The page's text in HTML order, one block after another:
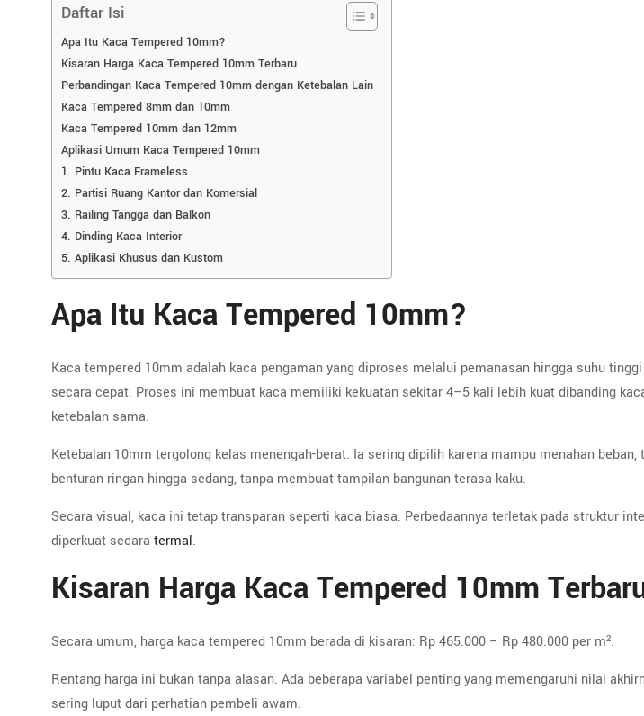
Daftar Isi
Apa Itu Kaca Tempered 10mm?
Kisaran Harga Kaca Tempered 10mm Terbaru
Perbandingan Kaca Tempered 10mm dengan Ketebalan Lain
Kaca Tempered 8mm dan 10mm
Kaca Tempered 10mm dan 12mm
Aplikasi Umum Kaca Tempered 10mm
1. Pintu Kaca Frameless
2. Partisi Ruang Kantor dan Komersial
3. Railing Tangga dan Balkon
4. Dinding Kaca Interior
5. Aplikasi Khusus dan Kustom
Apa Itu Kaca Tempered 10mm?
Kaca tempered 10mm adalah kaca pengaman yang diproses melalui pemanasan hingga suhu
secara cepat. Proses ini membuat kaca memiliki kekuatan sekitar 4–5 kali lebih kuat dibanding
ketebalan sama.
Ketebalan 10mm tergolong kelas menengah-berat. Ia sering dipilih karena mampu menahan beban,
benturan ringan hingga sedang, tanpa membuat tampilan bangunan terasa kaku.
Secara visual, kaca ini tetap transparan seperti kaca biasa. Perbedaannya terletak pada struktur
diperkuat secara termal.
Kisaran Harga Kaca Tempered 10mm
Secara umum, harga kaca tempered 10mm berada di kisaran: Rp 465.000 – Rp 480.000 per m².
Rentang harga ini bukan tanpa alasan. Ada beberapa variabel penting yang memengaruhi nilai
sering luput dari perhatian pembeli awam.